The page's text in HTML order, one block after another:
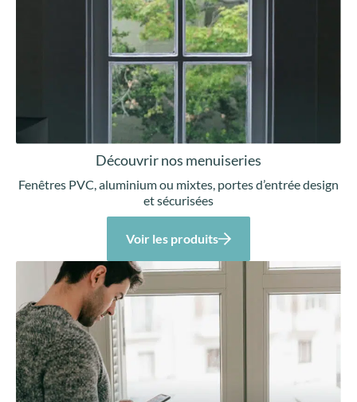
Découvrir nos menuiseries
Fenêtres PVC, aluminium ou mixtes, portes d’entrée design
et sécurisées
Voir les produits